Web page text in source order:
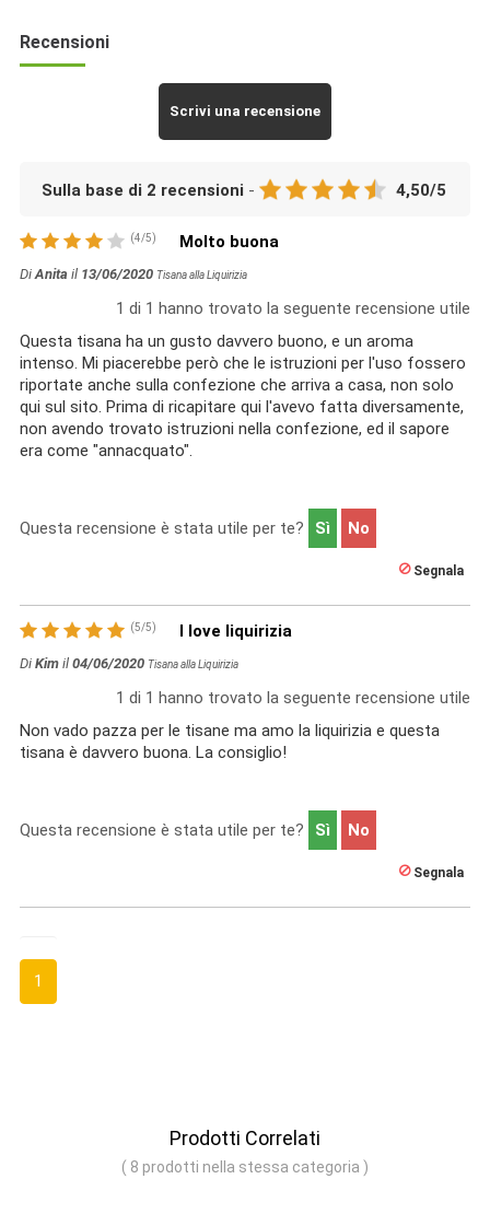
Recensioni
Scrivi una recensione
Sulla base di 2 recensioni - 4,50/5
(4/5) Molto buona
Di Anita il 13/06/2020 Tisana alla Liquirizia
1 di 1 hanno trovato la seguente recensione utile
Questa tisana ha un gusto davvero buono, e un aroma
intenso. Mi piacerebbe però che le istruzioni per l'uso fossero
riportate anche sulla confezione che arriva a casa, non solo
qui sul sito. Prima di ricapitare qui l'avevo fatta diversamente,
non avendo trovato istruzioni nella confezione, ed il sapore
era come "annacquato".
Questa recensione è stata utile per te? Sì No
Segnala
(5/5) I love liquirizia
Di Kim il 04/06/2020 Tisana alla Liquirizia
1 di 1 hanno trovato la seguente recensione utile
Non vado pazza per le tisane ma amo la liquirizia e questa
tisana è davvero buona. La consiglio!
Questa recensione è stata utile per te? Sì No
Segnala
1
Prodotti Correlati
( 8 prodotti nella stessa categoria )